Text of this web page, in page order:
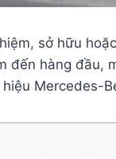
sở hữu
đến hàng đầu,
Mercedes-